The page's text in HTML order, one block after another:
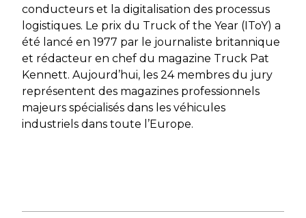
conducteurs et la digitalisation des processus
logistiques. Le prix du Truck of the Year (IToY) a
été lancé en 1977 par le journaliste britannique
et rédacteur en chef du magazine Truck Pat
Kennett. Aujourd’hui, les 24 membres du jury
représentent des magazines professionnels
majeurs spécialisés dans les véhicules
industriels dans toute l’Europe.